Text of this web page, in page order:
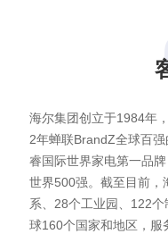
加入我们
海尔集团创立于1984年
2年蝉联BrandZ全球百
睿国际世界家电第一品
世界500强。截至目前，
系、28个工业园、122
球160个国家和地区，服